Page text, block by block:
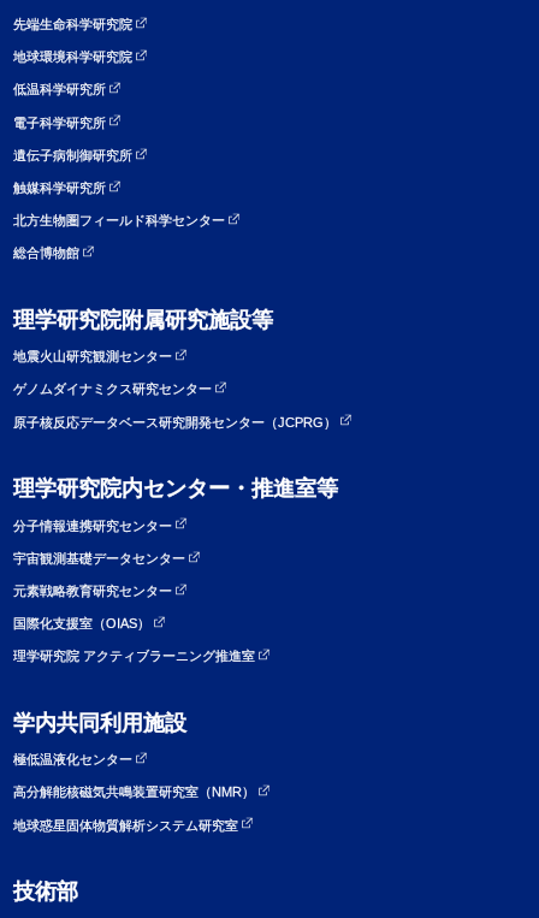
先端生命科学研究院
地球環境科学研究院
低温科学研究所
電子科学研究所
遺伝子病制御研究所
触媒科学研究所
北方生物圏フィールド科学センター
総合博物館
理学研究院附属研究施設等
地震火山研究観測センター
ゲノムダイナミクス研究センター
原子核反応データベース研究開発センター（JCPRG）
理学研究院内センター・推進室等
分子情報連携研究センター
宇宙観測基礎データセンター
元素戦略教育研究センター
国際化支援室（OIAS）
理学研究院 アクティブラーニング推進室
学内共同利用施設
極低温液化センター
高分解能核磁気共鳴装置研究室（NMR）
地球惑星固体物質解析システム研究室
技術部